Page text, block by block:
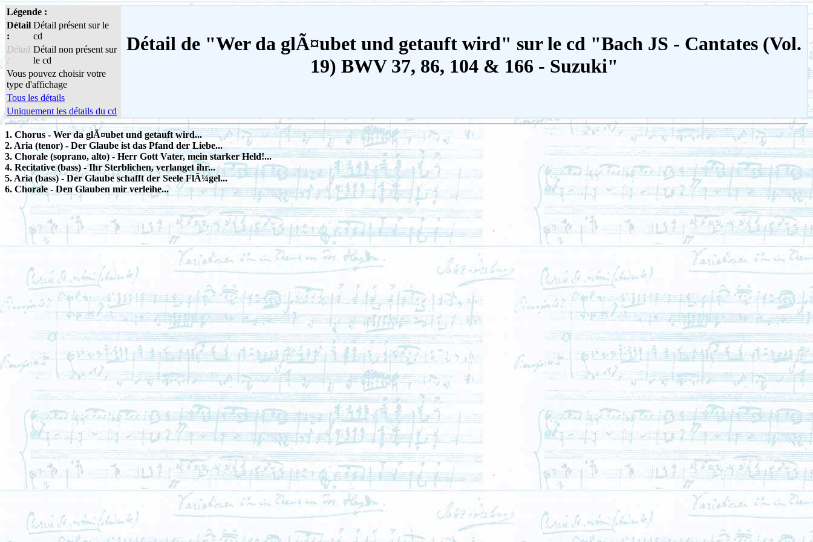
Légende :
Détail de "Wer da glÃ¤ubet und getauft wird" sur le cd "Bach JS - Cantates (Vol.
19) BWV 37, 86, 104 & 166 - Suzuki"
Détail
:
Détail présent sur le
cd
Détail
:
Détail non présent sur
le cd
Vous pouvez choisir votre
type d'affichage
Tous les détails
Uniquement les détails du cd
1. Chorus - Wer da glÃ¤ubet und getauft wird...
2. Aria (tenor) - Der Glaube ist das Pfand der Liebe...
3. Chorale (soprano, alto) - Herr Gott Vater, mein starker Held!...
4. Recitative (bass) - Ihr Sterblichen, verlanget ihr...
5. Aria (bass) - Der Glaube schafft der Seele FlÃ¼gel...
6. Chorale - Den Glauben mir verleihe...